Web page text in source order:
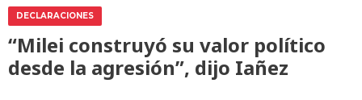
DECLARACIONES
“Milei construyó su valor político
desde la agresión”, dijo Iañez